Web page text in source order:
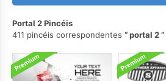
Portal 2 Pincéis
411 pincéis correspondentes
portal 2